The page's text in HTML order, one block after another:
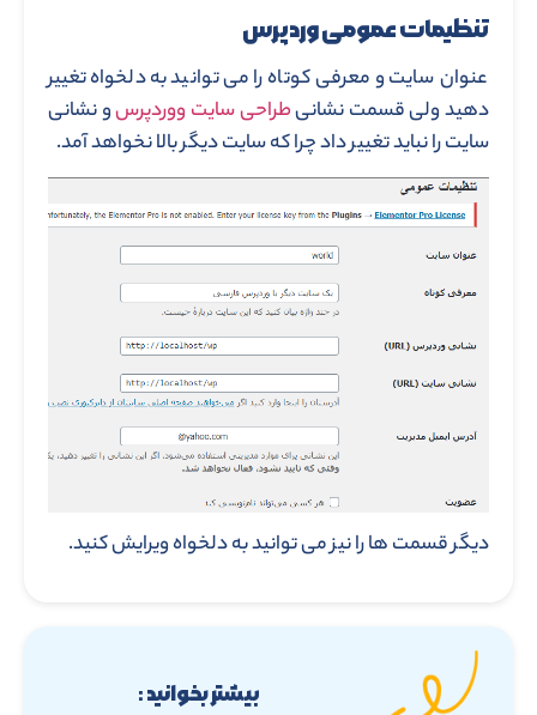
تنظیمات عمومی وردپرس
عنوان سایت و معرفی کوتاه را می توانید به دلخواه تغییر
دهید ولی قسمت نشانیطراحی سایت ووردپرسو نشانی
سایت را نباید تغییر داد چرا که سایت دیگر بالا نخواهد آمد.
دیگر قسمت ها را نیز می توانید به دلخواه ویرایش کنید.
بیشتر بخوانید :